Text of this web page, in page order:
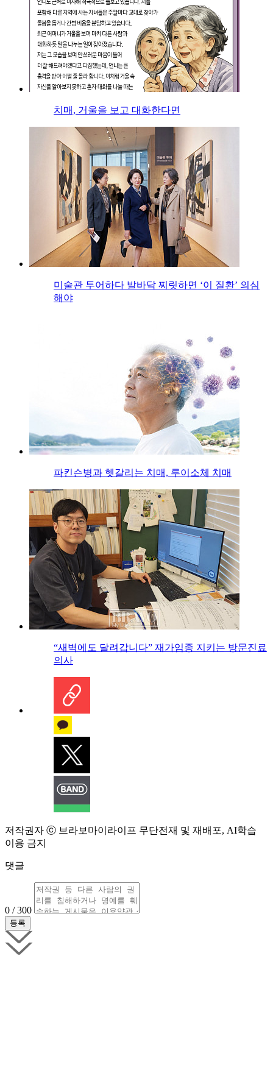
치매, 거울을 보고 대화한다면
미술관 투어하다 발바닥 찌릿하면 ‘이 질환’ 의심
해야
파킨슨병과 헷갈리는 치매, 루이소체 치매
“새벽에도 달려갑니다” 재가임종 지키는 방문진료
의사
저작권자 ⓒ 브라보마이라이프 무단전재 및 재배포, AI학습
이용 금지
댓글
0 / 300